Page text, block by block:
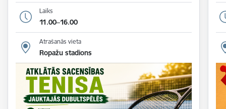
Laiks
11.00–16.00
Atrašanās vieta
Ropažu stadions